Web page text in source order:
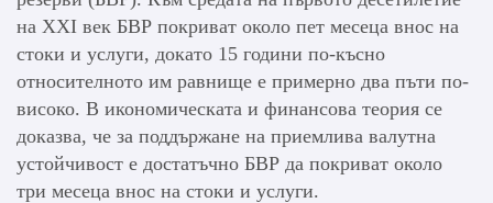
на ХХI век БВР покриват около пет месеца внос на
стоки и услуги, докато 15 години по-късно
относителното им равнище е примерно два пъти по-
високо. В икономическата и финансова теория се
доказва, че за поддържане на приемлива валутна
устойчивост е достатъчно БВР да покриват около
три месеца внос на стоки и услуги.